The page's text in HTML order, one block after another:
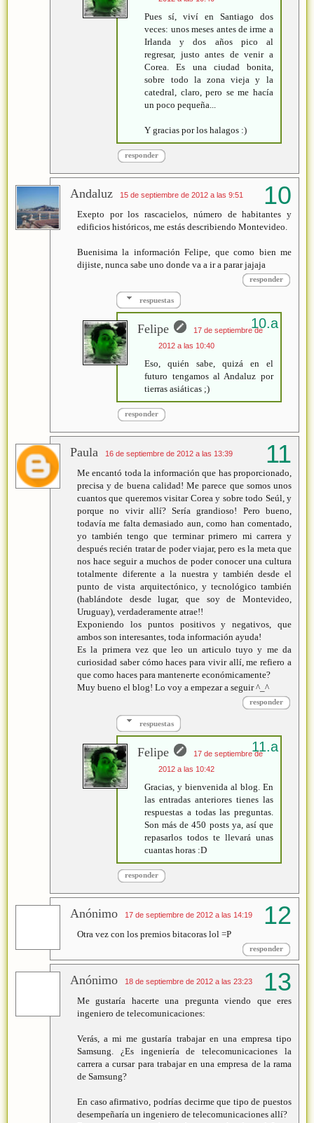
Pues sí, viví en Santiago dos
veces: unos meses antes de irme a
Irlanda y dos años pico al
regresar, justo antes de venir a
Corea. Es una ciudad bonita,
sobre todo la zona vieja y la
catedral, claro, pero se me hacía
un poco pequeña...
Y gracias por los halagos :)
responder
Andaluz 15 de septiembre de 2012 a las 9:51
Exepto por los rascacielos, número de habitantes y
edificios históricos, me estás describiendo Montevideo.
Buenisima la información Felipe, que como bien me
dijiste, nunca sabe uno donde va a ir a parar jajaja
responder
respuestas
Felipe
17 de septiembre de
2012 a las 10:40
Eso, quién sabe, quizá en el
futuro tengamos al Andaluz por
tierras asiáticas ;)
responder
Paula 16 de septiembre de 2012 a las 13:39
Me encantó toda la información que has proporcionado,
precisa y de buena calidad! Me parece que somos unos
cuantos que queremos visitar Corea y sobre todo Seúl, y
porque no vivir allí? Sería grandioso! Pero bueno,
todavía me falta demasiado aun, como han comentado,
yo también tengo que terminar primero mi carrera y
después recién tratar de poder viajar, pero es la meta que
nos hace seguir a muchos de poder conocer una cultura
totalmente diferente a la nuestra y también desde el
punto de vista arquitectónico, y tecnológico también
(hablándote desde lugar, que soy de Montevideo,
Uruguay), verdaderamente atrae!!
Exponiendo los puntos positivos y negativos, que
ambos son interesantes, toda información ayuda!
Es la primera vez que leo un articulo tuyo y me da
curiosidad saber cómo haces para vivir allí, me refiero a
que como haces para mantenerte económicamente?
Muy bueno el blog! Lo voy a empezar a seguir ^_^
responder
respuestas
Felipe
17 de septiembre de
2012 a las 10:42
Gracias, y bienvenida al blog. En
las entradas anteriores tienes las
respuestas a todas las preguntas.
Son más de 450 posts ya, así que
repasarlos todos te llevará unas
cuantas horas :D
responder
Anónimo 17 de septiembre de 2012 a las 14:19
Otra vez con los premios bitacoras lol =P
responder
Anónimo 18 de septiembre de 2012 a las 23:23
Me gustaría hacerte una pregunta viendo que eres
ingeniero de telecomunicaciones:
Verás, a mi me gustaría trabajar en una empresa tipo
Samsung. ¿Es ingeniería de telecomunicaciones la
carrera a cursar para trabajar en una empresa de la rama
de Samsung?
En caso afirmativo, podrías decirme que tipo de puestos
desempeñaría un ingeniero de telecomunicaciones allí?